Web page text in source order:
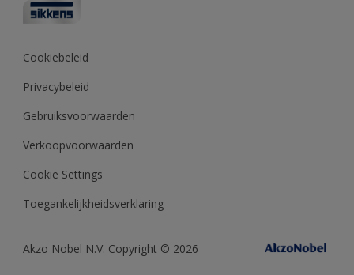
Polyfilla Pro
Sikkens Center
Kleurcollecties
Kennisbank
Cookiebeleid
Privacybeleid
Gebruiksvoorwaarden
Verkoopvoorwaarden
Cookie Settings
Toegankelijkheidsverklaring
Akzo Nobel N.V. Copyright © 2026